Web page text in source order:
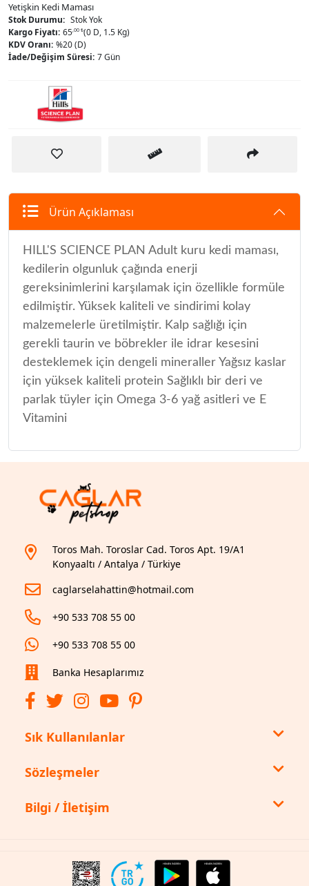
Yetişkin Kedi Maması
Stok Durumu: Stok Yok
Kargo Fiyatı: 65,00 ₺(0 D, 1.5 Kg)
KDV Oranı: %20 (D)
İade/Değişim Süresi: 7 Gün
Ürün Açıklaması
HILL'S SCIENCE PLAN Adult kuru kedi maması,
kedilerin olgunluk çağında enerji
gereksinimlerini karşılamak için özellikle formüle
edilmiştir. Yüksek kaliteli ve sindirimi kolay
malzemelerle üretilmiştir. Kalp sağlığı için
gerekli taurin ve böbrekler ile idrar kesesini
desteklemek için dengeli mineraller Yağsız kaslar
için yüksek kaliteli protein Sağlıklı bir deri ve
parlak tüyler için Omega 3-6 yağ asitleri ve E
Vitamini
Toros Mah. Toroslar Cad. Toros Apt. 19/A1
Konyaaltı / Antalya / Türkiye
caglarselahattin@hotmail.com
+90 533 708 55 00
+90 533 708 55 00
Banka Hesaplarımız
Sık Kullanılanlar
Sözleşmeler
Bilgi / İletişim